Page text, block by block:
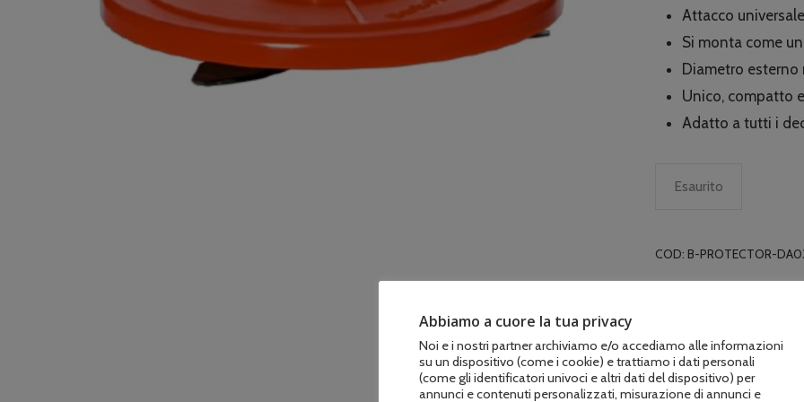
Attacco universale
Si monta come
Diametro esterno
Unico, compatto
Adatto a tutti i
Esaurito
COD:B-PROTECTOR-
Abbiamo a cuore la tua privacy
Noi e i nostri partner archiviamo e/o accediamo alle informazioni
su un dispositivo (come i cookie) e trattiamo i dati personali
(come gli identificatori univoci e altri dati del dispositivo) per
annunci e contenuti personalizzati, misurazione di annunci e